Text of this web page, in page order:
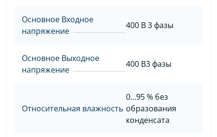
Основное Входное
напряжение
400 B 3 фазы
Основное Выходное
напряжение
400 В3 фазы
Относительная влажность
0…95 % без
образования
конденсата